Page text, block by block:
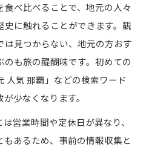
べ比べることで、地元の人々
に触れることができます。観
見つからない、地元の方おす
も旅の醍醐味です。初めての
人気 那覇」などの検索ワード
少なくなります。
営業時間や定休日が異なり、
あるため、事前の情報収集と